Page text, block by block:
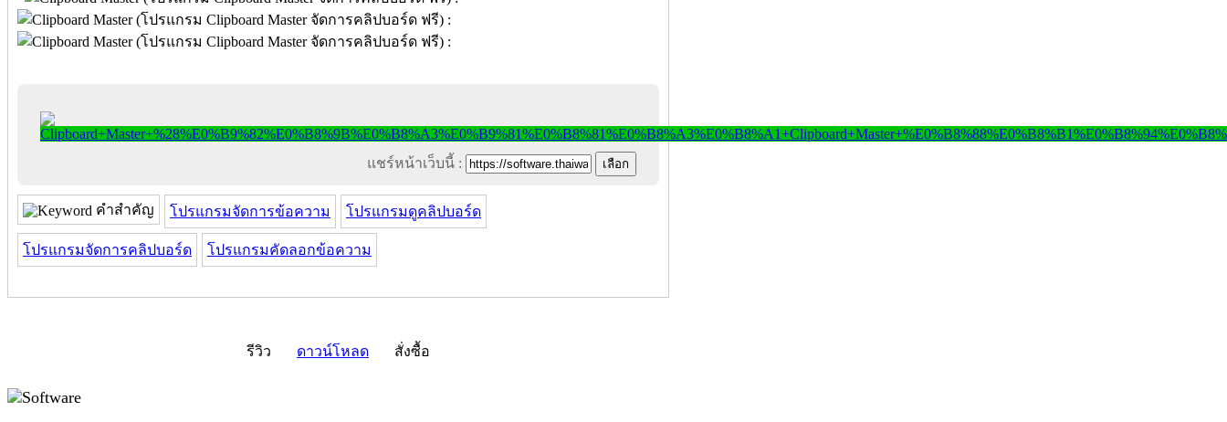
แชร์หน้าเว็บนี้ :
คำสำคัญ โปรแกรมจัดการข้อความ โปรแกรมดูคลิปบอร์ด
โปรแกรมจัดการคลิปบอร์ด โปรแกรมคัดลอกข้อความ
รีวิว ดาวน์โหลด สั่งซื้อ